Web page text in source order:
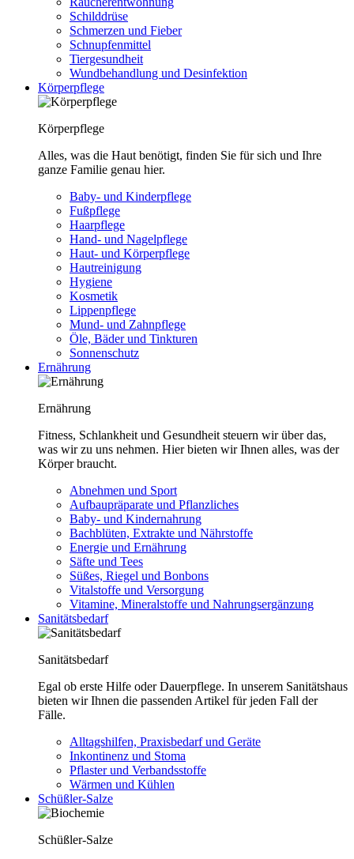
Schilddrüse
Schmerzen und Fieber
Schnupfenmittel
Tiergesundheit
Wundbehandlung und Desinfektion
Körperpflege
Körperpflege
Alles, was die Haut benötigt, finden Sie für sich und Ihre
ganze Familie genau hier.
Baby- und Kinderpflege
Fußpflege
Haarpflege
Hand- und Nagelpflege
Haut- und Körperpflege
Hautreinigung
Hygiene
Kosmetik
Lippenpflege
Mund- und Zahnpflege
Öle, Bäder und Tinkturen
Sonnenschutz
Ernährung
Ernährung
Fitness, Schlankheit und Gesundheit steuern wir über das,
was wir zu uns nehmen. Hier bieten wir Ihnen alles, was der
Körper braucht.
Abnehmen und Sport
Aufbaupräparate und Pflanzliches
Baby- und Kindernahrung
Bachblüten, Extrakte und Nährstoffe
Energie und Ernährung
Säfte und Tees
Süßes, Riegel und Bonbons
Vitalstoffe und Versorgung
Vitamine, Mineralstoffe und Nahrungsergänzung
Sanitätsbedarf
Sanitätsbedarf
Egal ob erste Hilfe oder Dauerpflege. In unserem Sanitätshaus
bieten wir Ihnen die passenden Artikel für jeden Fall der
Fälle.
Alltagshilfen, Praxisbedarf und Geräte
Inkontinenz und Stoma
Pflaster und Verbandsstoffe
Wärmen und Kühlen
Schüßler-Salze
Schüßler-Salze